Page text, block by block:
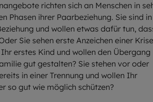
richten sich an Menschen in
Phasen ihrer Paarbeziehung. Sie sind in
und wollen etwas dafür tun,
Sie sehen erste Anzeichen einer
erstes Kind und wollen den Übergang
gut gestalten? Sie stehen vor oder
in einer Trennung und wollen Ihr
so gut wie möglich schützen?